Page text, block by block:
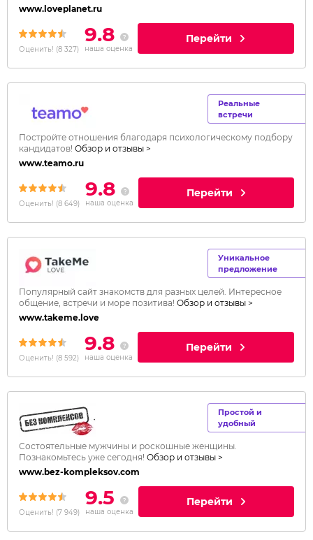
www.loveplanet.ru
Оценить! (8 327)
9.8
наша оценка
Перейти
Реальные
встречи
Постройте отношения благодаря психологическому подбору
кандидатов! Обзор и отзывы >
www.teamo.ru
Оценить! (8 649)
9.8
наша оценка
Перейти
Уникальное
предложение
Популярный сайт знакомств для разных целей. Интересное
общение, встречи и море позитива! Обзор и отзывы >
www.takeme.love
Оценить! (8 592)
9.8
наша оценка
Перейти
Простой и
удобный
Состоятельные мужчины и роскошные женщины.
Познакомьтесь уже сегодня! Обзор и отзывы >
www.bez-kompleksov.com
Оценить! (7 949)
9.5
наша оценка
Перейти